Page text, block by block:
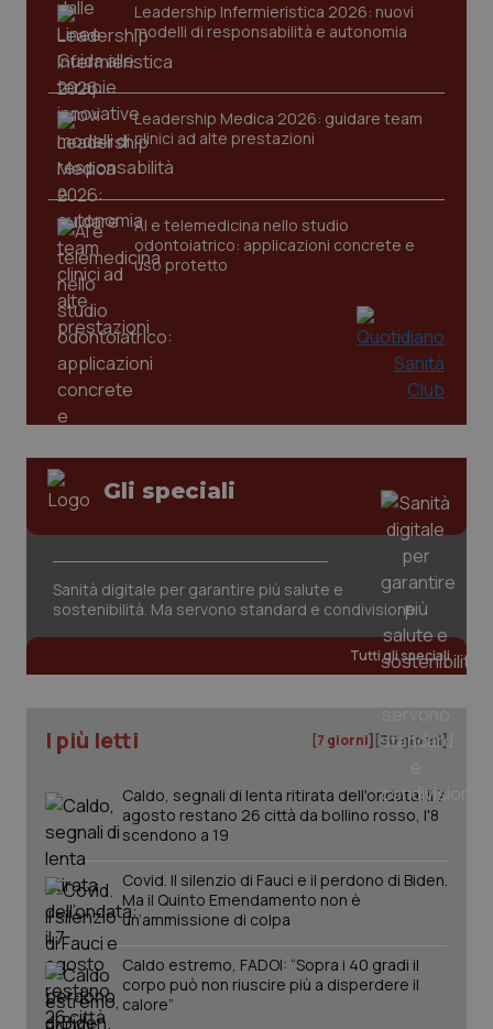
Leadership Infermieristica 2026: nuovi
modelli di responsabilità e autonomia
Leadership Medica 2026: guidare team
clinici ad alte prestazioni
AI e telemedicina nello studio
odontoiatrico: applicazioni concrete e
uso protetto
Gli speciali
Sanità digitale per garantire più salute e
sostenibilità. Ma servono standard e condivisione
Tutti gli speciali
I più letti [7 giorni] [30 giorni]
Caldo, segnali di lenta ritirata dell'ondata: il 7
agosto restano 26 città da bollino rosso, l'8
scendono a 19
Covid. Il silenzio di Fauci e il perdono di Biden.
Ma il Quinto Emendamento non è
un’ammissione di colpa
Caldo estremo, FADOI: “Sopra i 40 gradi il
corpo può non riuscire più a disperdere il
calore”
tracking-sites-ironfish-
session-id
_ga
www.quotidianosanita.it